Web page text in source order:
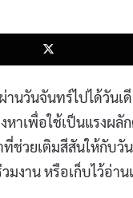
นวันจันทร์ไปได้วัน
าเพื่อใช้เป็นแรงผลั
ช่วยเติมสีสันให้กับ
งาน หรือเก็บไว้อ่าน